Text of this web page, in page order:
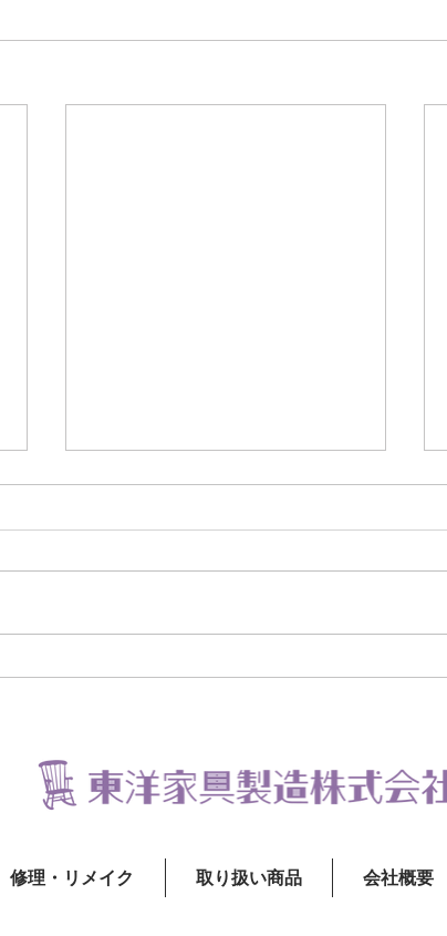
サマーセールを開催いたしま
修理・リメイク 取り扱い商品 会社概要